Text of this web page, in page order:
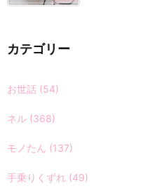
カテゴリー
お世話 (54)
ネル (368)
モノたん (137)
手乗りくずれ (49)